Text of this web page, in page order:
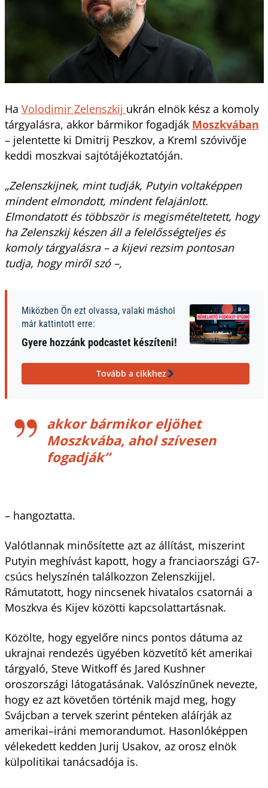
Ha Volodimir Zelenszkij ukrán elnök kész a komoly
tárgyalásra, akkor bármikor fogadják Moszkvában
– jelentette ki Dmitrij Peszkov, a Kreml szóvivője
keddi moszkvai sajtótájékoztatóján.
„Zelenszkijnek, mint tudják, Putyin voltaképpen
mindent elmondott, mindent felajánlott.
Elmondatott és többször is megismételtetett, hogy
ha Zelenszkij készen áll a felelősségteljes és
komoly tárgyalásra – a kijevi rezsim pontosan
tudja, hogy miről szó –,
Miközben Ön ezt olvassa, valaki máshol
már kattintott erre:
Gyere hozzánk podcastet készíteni!
Tovább a cikkhez
akkor bármikor eljöhet
Moszkvába, ahol szívesen
fogadják”
– hangoztatta.
Valótlannak minősítette azt az állítást, miszerint
Putyin meghívást kapott, hogy a franciaországi G7-
csúcs helyszínén találkozzon Zelenszkijjel.
Rámutatott, hogy nincsenek hivatalos csatornái a
Moszkva és Kijev közötti kapcsolattartásnak.
Közölte, hogy egyelőre nincs pontos dátuma az
ukrajnai rendezés ügyében közvetítő két amerikai
tárgyaló, Steve Witkoff és Jared Kushner
oroszországi látogatásának. Valószínűnek nevezte,
hogy ez azt követően történik majd meg, hogy
Svájcban a tervek szerint pénteken aláírják az
amerikai–iráni memorandumot. Hasonlóképpen
vélekedett kedden Jurij Usakov, az orosz elnök
külpolitikai tanácsadója is.